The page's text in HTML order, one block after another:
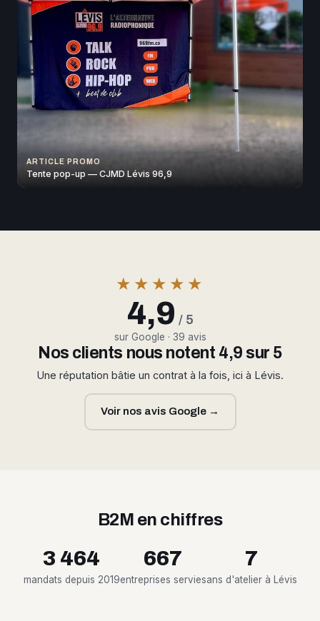
ARTICLE PROMO
Tente pop-up — CJMD Lévis 96,9
★★★★★
4,9 / 5
sur Google · 39 avis
Nos clients nous notent 4,9 sur 5
Une réputation bâtie un contrat à la fois, ici à Lévis.
Voir nos avis Google →
B2M en chiffres
3 464
mandats depuis 2019
667
entreprises servies
7
ans d'atelier à Lévis